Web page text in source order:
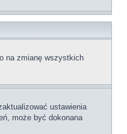
na zmianę wszystkich
ustawienia
może być dokonana